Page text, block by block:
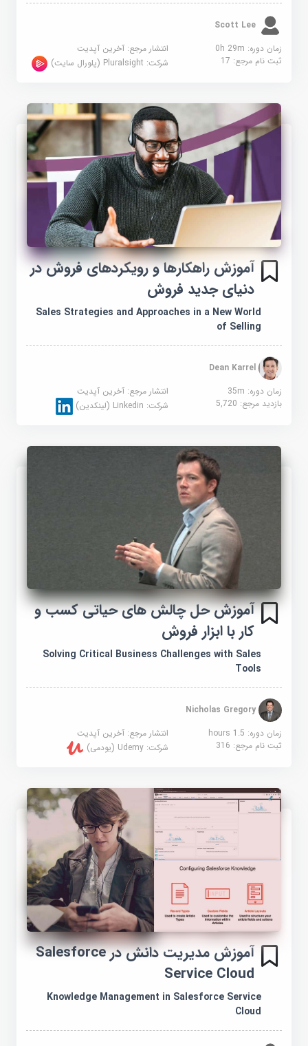
Scott Lee
زمان دوره: 0h 29m
انتشار مرجع:آخرین آپدیت
ثبت نام مرجع:17 شرکت:Pluralsight (پلورال سایت)
آموزش راهکارها و رویکردهای فروش در
دنیای جدید فروش
Sales Strategies and Approaches in a New World
of Selling
Dean Karrel
زمان دوره: 35m
انتشار مرجع:آخرین آپدیت
بازدید مرجع:5,720 شرکت:Linkedin (لینکدین)
آموزش حل چالش های حیاتی کسب و
کار با ابزار فروش
Solving Critical Business Challenges with Sales
Tools
Nicholas Gregory
زمان دوره: 1.5 hours
انتشار مرجع:آخرین آپدیت
ثبت نام مرجع:316 شرکت:Udemy (یودمی)
آموزش مدیریت دانش در Salesforce
Service Cloud
Knowledge Management in Salesforce Service
Cloud